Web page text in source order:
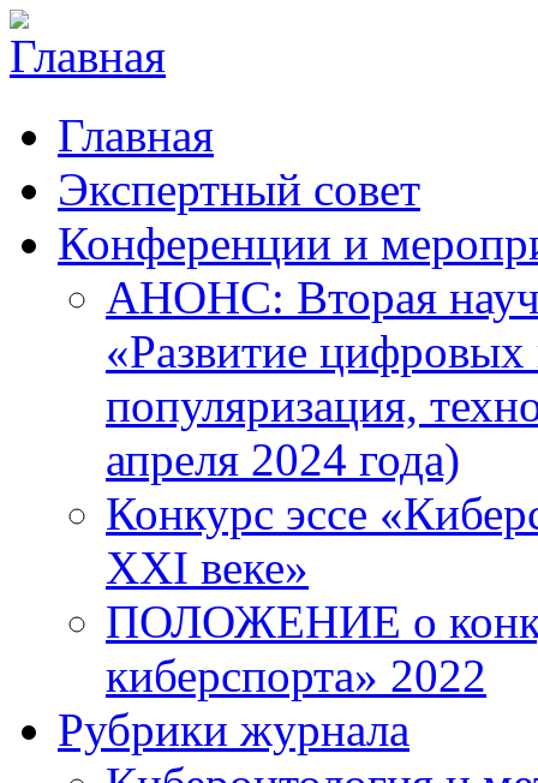
Главная
Экспертный совет
Конференции и
АНОНС: Вторая
«Развитие цифровых
популяризация,
апреля 2024 года)
Конкурс эссе
XXI веке»
ПОЛОЖЕНИЕ о
киберспорта» 2022
Рубрики журнала